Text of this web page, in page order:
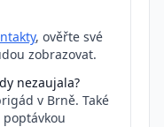
, ověřte své
zobrazovat.
nezaujala?
v Brně. Také
poptávkou